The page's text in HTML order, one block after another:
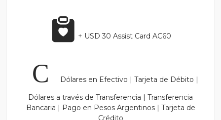
+ USD 30 Assist Card AC60
Dólares en Efectivo | Tarjeta de Débito |
Dólares a través de Transferencia | Transferencia
Bancaria | Pago en Pesos Argentinos | Tarjeta de
Crédito